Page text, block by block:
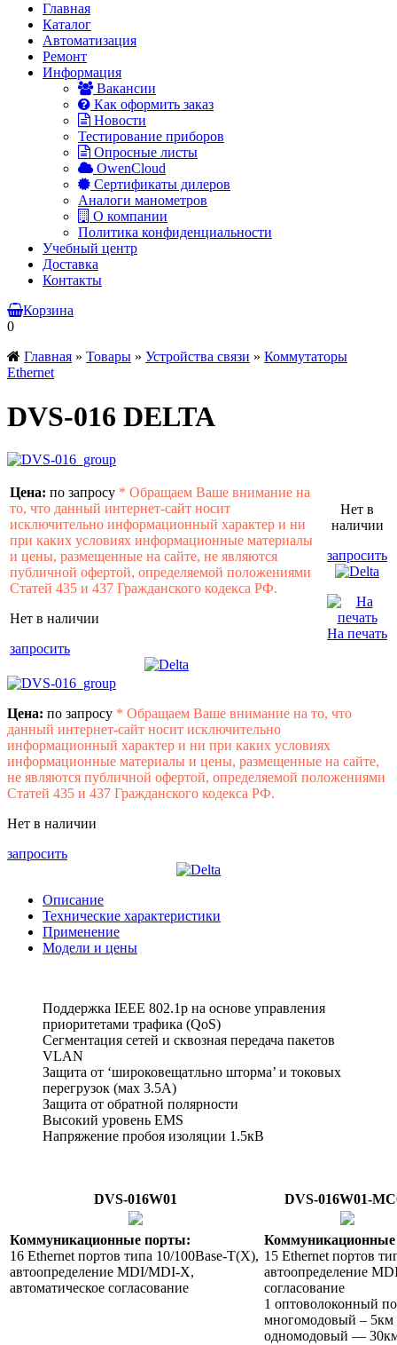
Главная
Каталог
Автоматизация
Ремонт
Информация
Вакансии
Как оформить заказ
Новости
Тестирование приборов
Опросные листы
OwenCloud
Сертификаты дилеров
Аналоги манометров
О компании
Политика конфиденциальности
Учебный центр
Доставка
Контакты
Корзина
0
Главная » Товары » Устройства связи » Коммутаторы
Ethernet
DVS-016 DELTA
Цена: по запросу * Обращаем Ваше внимание на
то, что данный интернет-сайт носит
исключительно информационный характер и ни
при каких условиях информационные материалы
и цены, размещенные на сайте, не являются
публичной офертой, определяемой положениями
Статей 435 и 437 Гражданского кодекса РФ.
Нет в наличии
запросить
Нет в
наличии
запросить
На печать
Цена: по запросу * Обращаем Ваше внимание на то, что
данный интернет-сайт носит исключительно
информационный характер и ни при каких условиях
информационные материалы и цены, размещенные на сайте,
не являются публичной офертой, определяемой положениями
Статей 435 и 437 Гражданского кодекса РФ.
Нет в наличии
запросить
Описание
Технические характеристики
Применение
Модели и цены
Поддержка IEEE 802.1p на основе управления
приоритетами трафика (QoS)
Сегментация сетей и сквозная передача пакетов
VLAN
Защита от ‘широковещатльно шторма’ и токовых
перегрузок (мах 3.5А)
Защита от обратной полярности
Высокий уровень EMS
Напряжение пробоя изоляции 1.5кВ
DVS-016W01 DVS-016W01-
Коммуникационные порты:
16 Ethernet портов типа 10/100Base-T(X),
автоопределение MDI/MDI-X,
автоматическое согласование
15 Ethernet портов
автоопределение
согласование
1 оптоволоконный
многомодовый – 5км
одномодовый —